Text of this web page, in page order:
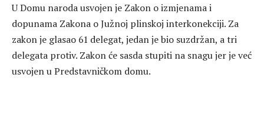
U Domu naroda usvojen je Zakon o izmjenama i
dopunama Zakona o Južnoj plinskoj interkonekciji. Za
zakon je glasao 61 delegat, jedan je bio suzdržan, a tri
delegata protiv. Zakon će sasda stupiti na snagu jer je već
usvojen u Predstavničkom domu.